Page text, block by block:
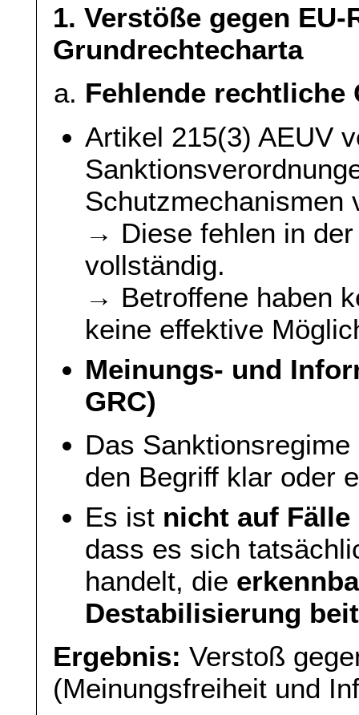
1. Verstöße gegen EU-
Grundrechtecharta
Fehlende rechtliche
Artikel 215(3) AEUV
Schutzmechanismen
→ Diese fehlen in
vollständig.
→ Betroffene haben
keine effektive
Meinungs- und
GRC)
Das Sanktionsregime
den Begriff klar oder
Es ist nicht auf
dass es sich
handelt, die
Destabilisierung
Ergebnis: Verstoß
(Meinungsfreiheit und